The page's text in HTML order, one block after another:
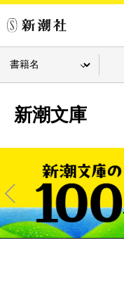
新潮文庫
Pre
v